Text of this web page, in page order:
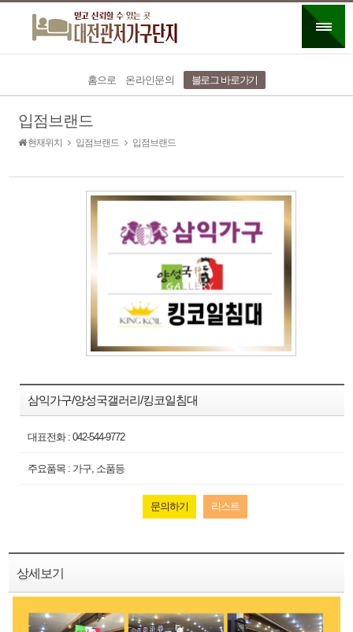
홈으로 온라인문의 블로그 바로가기
입점브랜드
현재위치 입점브랜드 입점브랜드
삼익가구/양성국갤러리/킹코일침대
대표전화 : 042-544-9772
주요품목 : 가구, 소품등
문의하기 리스트
상세보기